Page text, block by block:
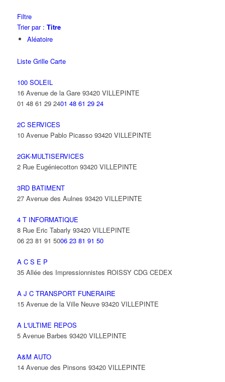
Filtre
Trier par : Titre
Aléatoire
Liste Grille Carte
100 SOLEIL
16 Avenue de la Gare 93420 VILLEPINTE
01 48 61 29 2401 48 61 29 24
2C SERVICES
10 Avenue Pablo Picasso 93420 VILLEPINTE
2GK-MULTISERVICES
2 Rue Eugéniecotton 93420 VILLEPINTE
3RD BATIMENT
27 Avenue des Aulnes 93420 VILLEPINTE
4 T INFORMATIQUE
8 Rue Eric Tabarly 93420 VILLEPINTE
06 23 81 91 5006 23 81 91 50
A C S E P
35 Allée des Impressionnistes ROISSY CDG CEDEX
A J C TRANSPORT FUNERAIRE
15 Avenue de la Ville Neuve 93420 VILLEPINTE
A L'ULTIME REPOS
5 Avenue Barbes 93420 VILLEPINTE
A&M AUTO
14 Avenue des Pinsons 93420 VILLEPINTE